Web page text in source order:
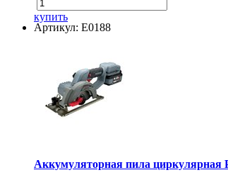
купить
Артикул: E0188
Аккумуляторная пила циркулярная